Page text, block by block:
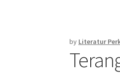
by Literatur